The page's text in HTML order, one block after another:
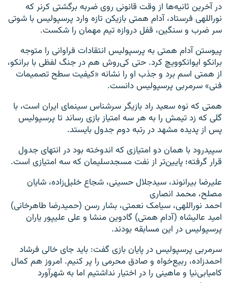
در آخرین ثانیه‌ها از وقت قانونی روی ضربه برگشتی کرنر که
نوراللهی فرستاد، آدام همتی بازیکن تازه وارد پرسپولیس با شوتی
سر ضرب و سنگین، قفل دروازه تیم مهمان را شکست.
پیوستن آدام همتی به پرسپولیس انتقادات فراوانی را متوجه
برانکو ایوانکوویچ کرد. حتی کی‌روش هم در جنگ لفظی با برانکو،
از همتی اسم برد و جذب او را نشانه «کیفیت سطح تصمیمات
فنی» سرمربی پرسپولیس دانست.
همتی که نوه سعید راد بازیگر سرشناس سینمای ایران است، با
گلی که زد تیمش را به هر سه امتیاز بازی رساند تا پرسپولیس
پس از پدیده مشهد در رتبه دوم جدول بایستد.
سپیدرود با همان دو امتیازی که اندوخته بود در انتهای جدول
قرار گرفته؛ پایین‌تر از نفت مسجدسلیمان که سه امتیازی است.
علیرضا بیرانوند، سیدجلال حسینی، شجاع خلیل‌زاده، شایان
مصلح، محمد انصاری
احمد نوراللهی، سیامک نعمتی، بشار رسن (حمیدرضا طاهرخانی)
امید عالیشاه (آدام همتی) گادوین منشا و علی علیپور یاران
پرسپولیس در این مسابقه بودند.
سرمربی پرسپولیس در پایان بازی گفت: باید جای خالی فرشاد
احمدزاده، ربیع‌خواه و صادق محرمی را پر کنیم. امروز هم کمال
کامیابی‌نیا و ماهینی را در اختیار نداشتیم اما به شهرآورد